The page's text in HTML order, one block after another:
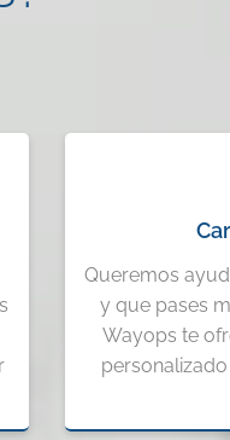
Queremos
y que pases
Wayops te